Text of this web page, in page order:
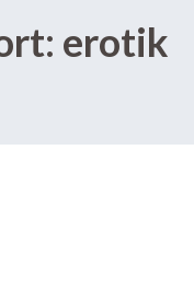
erotik